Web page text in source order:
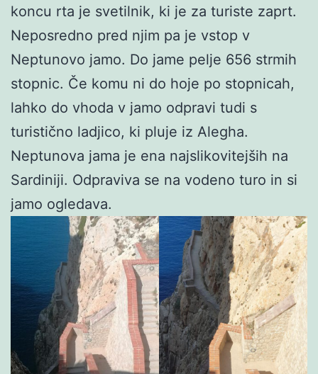
koncu rta je svetilnik, ki je za turiste zaprt.
Neposredno pred njim pa je vstop v
Neptunovo jamo. Do jame pelje 656 strmih
stopnic. Če komu ni do hoje po stopnicah,
lahko do vhoda v jamo odpravi tudi s
turistično ladjico, ki pluje iz Alegha.
Neptunova jama je ena najslikovitejših na
Sardiniji. Odpraviva se na vodeno turo in si
jamo ogledava.